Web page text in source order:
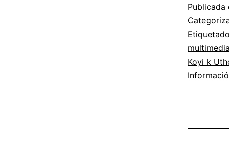
Publicada
Koyi k